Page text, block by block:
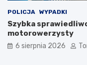
POLICJA WYPADKI
Szybka
motorowerzysty
6 sierpnia 2026